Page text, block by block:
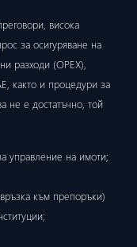
висока
за осигуряване на
разходи (ОРЕХ),
както и процедури за
не е достатъчно, той
управление на имоти;
към препоръки)